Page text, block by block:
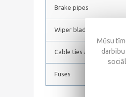
Brake pipes
Wiper blades
Cable ties and Hose
Fuses
Mūsu
darbību